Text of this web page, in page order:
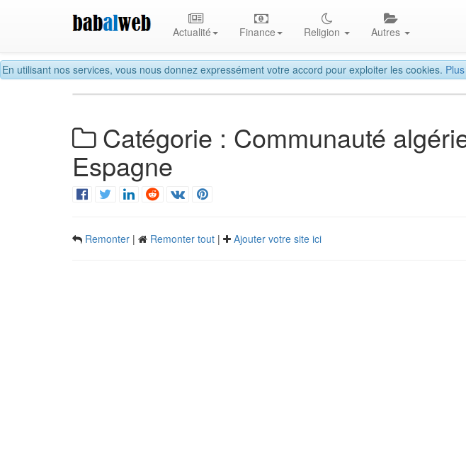
En utilisant nos services, vous nous donnez expressément votre accord pour exploiter les cookies.
Actualité Finance Religion Autres
Catégorie : Communauté
Espagne
Remonter | Remonter tout | Ajouter votre site ici